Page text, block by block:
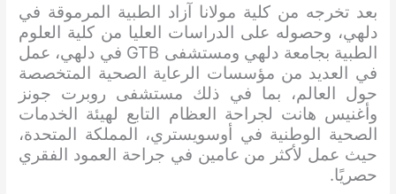
بعد تخرجه من كلية مولانا آزاد الطبية المرموقة في
دلهي، وحصوله على الدراسات العليا من كلية العلوم
الطبية بجامعة دلهي ومستشفى GTB في دلهي، عمل
في العديد من مؤسسات الرعاية الصحية المتخصصة
حول العالم، بما في ذلك مستشفى روبرت جونز
وأغنيس هانت لجراحة العظام التابع لهيئة الخدمات
الصحية الوطنية في أوسويستري، المملكة المتحدة،
حيث عمل لأكثر من عامين في جراحة العمود الفقري
حصريًا.